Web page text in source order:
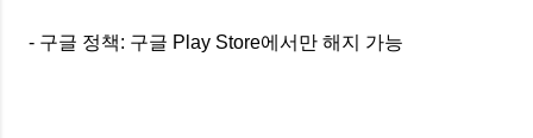
- 구글 정책: 구글 Play Store에서만 해지 가능